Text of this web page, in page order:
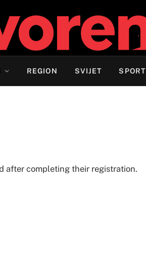
REGION SVIJET SPORT
after completing their registration.